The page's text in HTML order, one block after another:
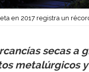
en 2017 registra un
secas a
metalúrgicos